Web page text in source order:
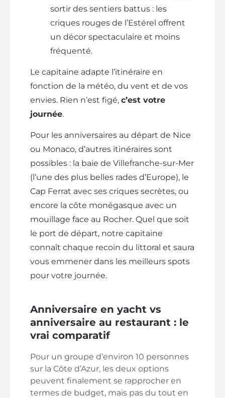
sortir des sentiers battus : les
criques rouges de l’Estérel offrent
un décor spectaculaire et moins
fréquenté.
Le capitaine adapte l’itinéraire en
fonction de la météo, du vent et de vos
envies. Rien n’est figé, c’est votre
journée.
Pour les anniversaires au départ de Nice
ou Monaco, d’autres itinéraires sont
possibles : la baie de Villefranche-sur-Mer
(l’une des plus belles rades d’Europe), le
Cap Ferrat avec ses criques secrètes, ou
encore la côte monégasque avec un
mouillage face au Rocher. Quel que soit
le port de départ, notre capitaine
connaît chaque recoin du littoral et saura
vous emmener dans les meilleurs spots
pour votre journée.
Anniversaire en yacht vs
anniversaire au restaurant : le
vrai comparatif
Pour un groupe d’environ 10 personnes
sur la Côte d’Azur, les deux options
peuvent finalement se rapprocher en
termes de budget, mais pas du tout en